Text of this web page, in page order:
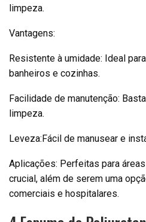
limpeza.
Vantagens:
Resistente à umidade: Ideal
banheiros e cozinhas.
Facilidade de manutenção:
limpeza.
Leveza:Fácil de manusear e
Aplicações: Perfeitas para
crucial, além de serem uma
comerciais e hospitalares.